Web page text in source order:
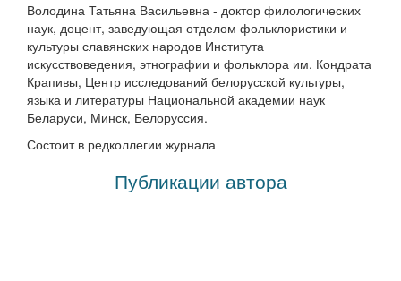
Володина Татьяна Васильевна - доктор филологических
наук, доцент, заведующая отделом фольклористики и
культуры славянских народов Института
искусствоведения, этнографии и фольклора им. Кондрата
Крапивы, Центр исследований белорусской культуры,
языка и литературы Национальной академии наук
Беларуси, Минск, Белоруссия.
Состоит в редколлегии журнала
Публикации автора